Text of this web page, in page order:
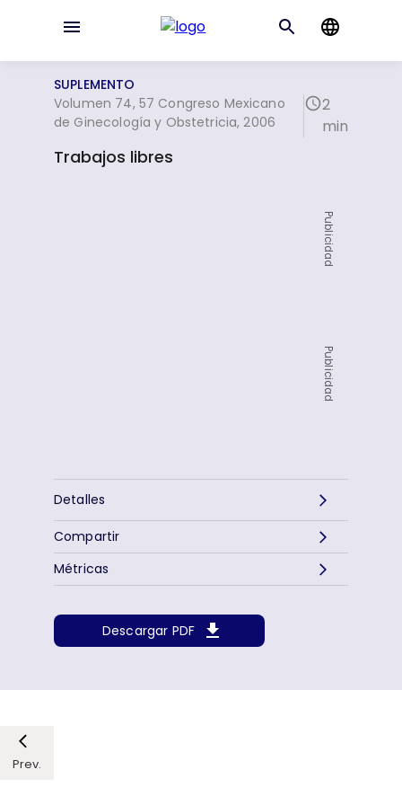
SUPLEMENTO
Volumen 74, 57 Congreso Mexicano
de Ginecología y Obstetricia, 2006
2
min
Trabajos libres
Publicidad
Publicidad
Detalles
Descargar PDF
Métricas
Compartir
Prev.